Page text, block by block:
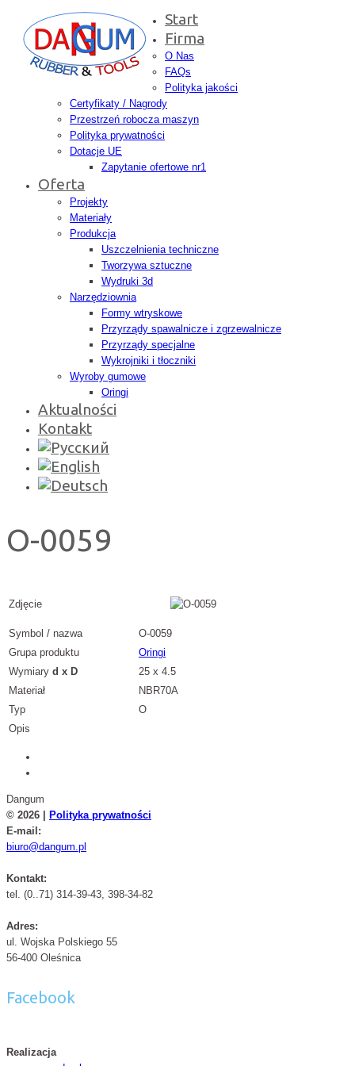
Start
Firma
O Nas
FAQs
Polityka jakości
Certyfikaty / Nagrody
Przestrzeń robocza maszyn
Polityka prywatności
Dotacje UE
Zapytanie ofertowe nr1
Oferta
Projekty
Materiały
Produkcja
Uszczelnienia techniczne
Tworzywa sztuczne
Wydruki 3d
Narzędziownia
Formy wtryskowe
Przyrządy spawalnicze i zgrzewalnicze
Przyrządy specjalne
Wykrojniki i tłoczniki
Wyroby gumowe
Oringi
Aktualności
Kontakt
O-0059
Zdjęcie
Symbol / nazwa
O-0059
Grupa produktu
Oringi
Wymiary d x D
25 x 4.5
Materiał
NBR70A
Typ
O
Opis
Dangum
© 2026 |
Polityka prywatności
E-mail:
biuro@dangum.pl
Kontakt:
tel. (0..71) 314-39-43, 398-34-82
Adres:
ul. Wojska Polskiego 55
56-400 Oleśnica
Facebook
Realizacja